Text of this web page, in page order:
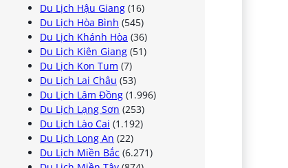
Du Lịch Hậu Giang (16)
Du Lịch Hòa Bình (545)
Du Lịch Khánh Hòa (36)
Du Lịch Kiên Giang (51)
Du Lịch Kon Tum (7)
Du Lịch Lai Châu (53)
Du Lịch Lâm Đồng (1.996)
Du Lịch Lạng Sơn (253)
Du Lịch Lào Cai (1.192)
Du Lịch Long An (22)
Du Lịch Miền Bắc (6.271)